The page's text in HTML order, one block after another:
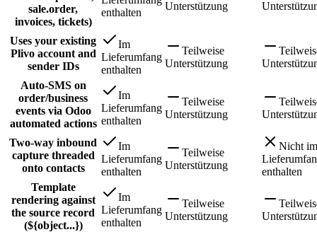
sale.order,
invoices, tickets)
enthalten
Unterstützung
Uses your existing
Plivo account and
sender IDs
Im
Lieferumfang
enthalten
Teilweise
Unterstützung
Auto-SMS on
order/business
events via Odoo
automated actions
Im
Lieferumfang
enthalten
Teilweise
Unterstützung
Two-way inbound
capture threaded
onto contacts
Im
Lieferumfang
enthalten
Teilweise
Unterstützung
Nicht im
enthalten
Template
rendering against
the source record
(${object...})
Im
Lieferumfang
enthalten
Teilweise
Unterstützung